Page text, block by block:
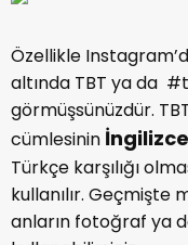
Özellikle
altında TBT ya da
görmüşsünüzdür.
cümlesinin
Türkçe karşılığı
kullanılır. Geçmişte
anların fotoğraf ya